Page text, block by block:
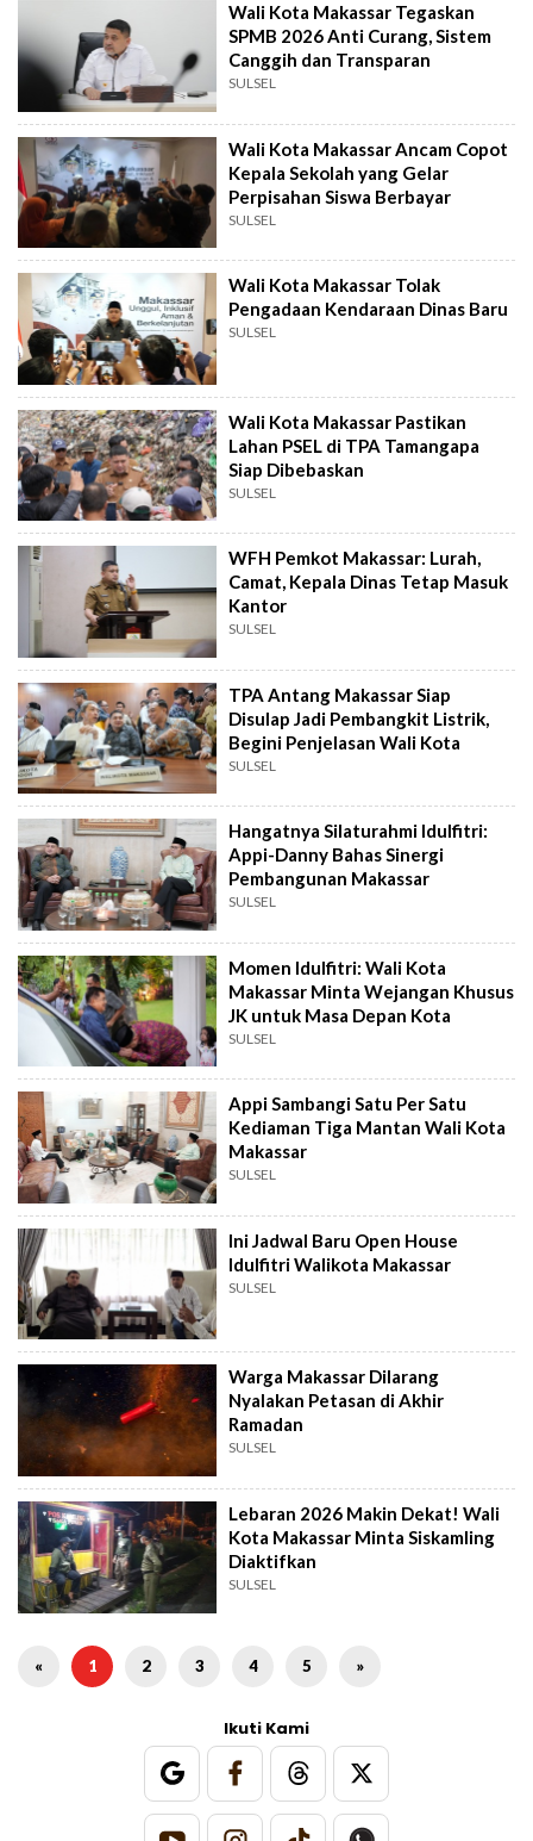
Wali Kota Makassar Tegaskan
SPMB 2026 Anti Curang, Sistem
Canggih dan Transparan
SULSEL
Wali Kota Makassar Ancam Copot
Kepala Sekolah yang Gelar
Perpisahan Siswa Berbayar
SULSEL
Wali Kota Makassar Tolak
Pengadaan Kendaraan Dinas Baru
SULSEL
Wali Kota Makassar Pastikan
Lahan PSEL di TPA Tamangapa
Siap Dibebaskan
SULSEL
WFH Pemkot Makassar: Lurah,
Camat, Kepala Dinas Tetap Masuk
Kantor
SULSEL
TPA Antang Makassar Siap
Disulap Jadi Pembangkit Listrik,
Begini Penjelasan Wali Kota
SULSEL
Hangatnya Silaturahmi Idulfitri:
Appi-Danny Bahas Sinergi
Pembangunan Makassar
SULSEL
Momen Idulfitri: Wali Kota
Makassar Minta Wejangan Khusus
JK untuk Masa Depan Kota
SULSEL
Appi Sambangi Satu Per Satu
Kediaman Tiga Mantan Wali Kota
Makassar
SULSEL
Ini Jadwal Baru Open House
Idulfitri Walikota Makassar
SULSEL
Warga Makassar Dilarang
Nyalakan Petasan di Akhir
Ramadan
SULSEL
Lebaran 2026 Makin Dekat! Wali
Kota Makassar Minta Siskamling
Diaktifkan
SULSEL
« 1 2 3 4 5 »
Ikuti Kami